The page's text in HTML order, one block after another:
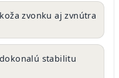
zvonku aj zvnútra
stabilitu